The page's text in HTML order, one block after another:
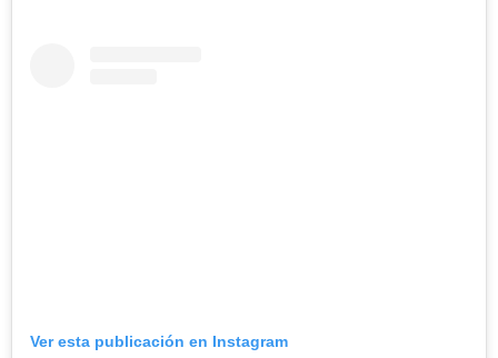
Ver esta publicación en Instagram